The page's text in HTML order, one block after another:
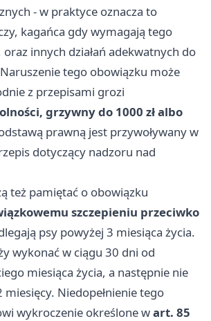
- w praktyce oznacza to
kagańca gdy wymagają tego
innych działań adekwatnych do
tego obowiązku może
z przepisami grozi
grzywny do 1000 zł albo
prawną jest przywoływany w
dotyczący nadzoru nad
też pamiętać o obowiązku
szczepieniu przeciwko
psy powyżej 3 miesiąca życia.
wykonać w ciągu 30 dni od
miesiąca życia, a następnie nie
miesięcy. Niedopełnienie tego
wykroczenie określone wart. 85